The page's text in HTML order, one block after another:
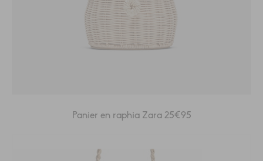
Panier en raphia Zara 25€95